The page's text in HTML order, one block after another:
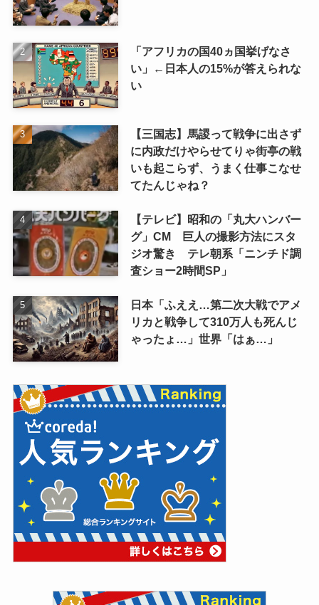
「アフリカの国40ヵ国挙げなさ
い」←日本人の15%が答えられな
い
【三国志】馬謖って戦争に出さず
に内政だけやらせてりゃ街亭の戦
いも起こらず、うまく仕事こなせ
てたんじゃね？
【テレビ】昭和の「丸大ハンバー
グ」CM 巨人の撮影方法にスタ
ジオ驚き テレ朝系「ニンチド調
査ショー2時間SP」
日本「ふええ…第二次大戦でアメ
リカと戦争して310万人も死んじ
ゃったょ…」世界「はぁ…」